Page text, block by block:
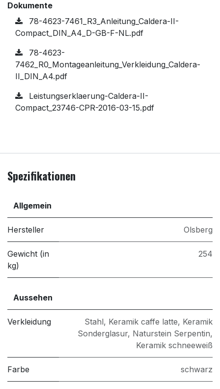
Dokumente
78-4623-7461_R3_Anleitung_Caldera-II-
Compact_DIN_A4_D-GB-F-NL.pdf
78-4623-
7462_R0_Montageanleitung_Verkleidung_Caldera-
II_DIN_A4.pdf
Leistungserklaerung-Caldera-II-
Compact_23746-CPR-2016-03-15.pdf
Spezifikationen
Allgemein
Hersteller Olsberg
Gewicht (in
kg)
254
Aussehen
Verkleidung Stahl, Keramik caffe latte, Keramik
Sonderglasur, Naturstein Serpentin,
Keramik schneeweiß
Farbe schwarz